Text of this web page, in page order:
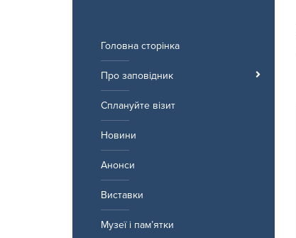
Головна сторінка
Про заповідник
Сплануйте візит
Новини
Анонси
Виставки
Музеї і пам’ятки